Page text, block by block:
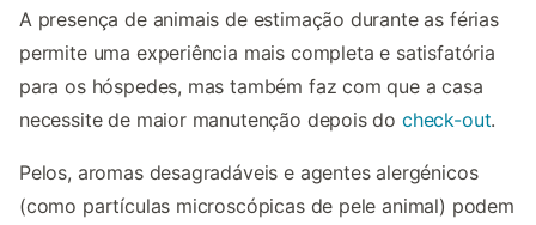
A presença de animais de estimação durante as férias
permite uma experiência mais completa e satisfatória
para os hóspedes, mas também faz com que a casa
necessite de maior manutenção depois do check-out.
Pelos, aromas desagradáveis e agentes alergénicos
(como partículas microscópicas de pele animal) podem